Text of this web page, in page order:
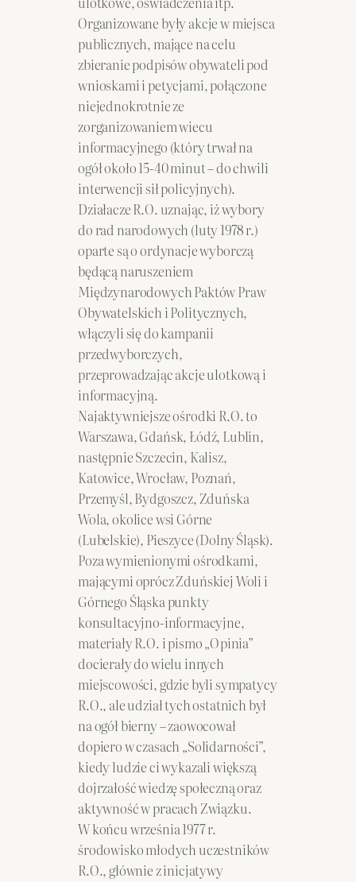
Organizowane były akcje w miejsca
publicznych, mające na celu
zbieranie podpisów obywateli pod
wnioskami i petycjami, połączone
niejednokrotnie ze
zorganizowaniem wiecu
informacyjnego (który trwał na
ogół około 15-40 minut – do chwili
interwencji sił policyjnych).
Działacze R.O. uznając, iż wybory
do rad narodowych (luty 1978 r.)
oparte są o ordynacje wyborczą
będącą naruszeniem
Międzynarodowych Paktów Praw
Obywatelskich i Politycznych,
włączyli się do kampanii
przedwyborczych,
przeprowadzając akcje ulotkową i
informacyjną.
Najaktywniejsze ośrodki R.O. to
Warszawa, Gdańsk, Łódź, Lublin,
następnie Szczecin, Kalisz,
Katowice, Wrocław, Poznań,
Przemyśl, Bydgoszcz, Zduńska
Wola, okolice wsi Górne
(Lubelskie), Pieszyce (Dolny Śląsk).
Poza wymienionymi ośrodkami,
mającymi oprócz Zduńskiej Woli i
Górnego Śląska punkty
konsultacyjno-informacyjne,
materiały R.O. i pismo „Opinia”
docierały do wielu innych
miejscowości, gdzie byli sympatycy
R.O., ale udział tych ostatnich był
na ogół bierny – zaowocował
dopiero w czasach „Solidarności”,
kiedy ludzie ci wykazali większą
dojrzałość wiedzę społeczną oraz
aktywność w pracach Związku.
W końcu września 1977 r.
środowisko młodych uczestników
R.O., głównie z inicjatywy